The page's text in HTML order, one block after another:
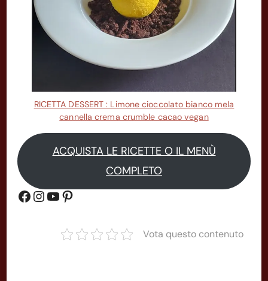
RICETTA DESSERT : Limone cioccolato bianco mela
cannella crema crumble cacao vegan
ACQUISTA LE RICETTE O IL MENÙ
COMPLETO
Gruppo Facebook
Instagram
YouTube
Pinterest
Vota questo contenuto